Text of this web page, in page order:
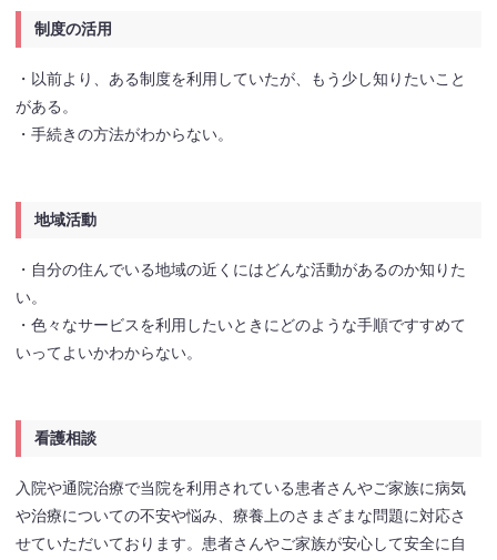
制度の活用
・以前より、ある制度を利用していたが、もう少し知りたいこと
がある。
・手続きの方法がわからない。
地域活動
・自分の住んでいる地域の近くにはどんな活動があるのか知りた
い。
・色々なサービスを利用したいときにどのような手順ですすめて
いってよいかわからない。
看護相談
入院や通院治療で当院を利用されている患者さんやご家族に病気
や治療についての不安や悩み、療養上のさまざまな問題に対応さ
せていただいております。患者さんやご家族が安心して安全に自